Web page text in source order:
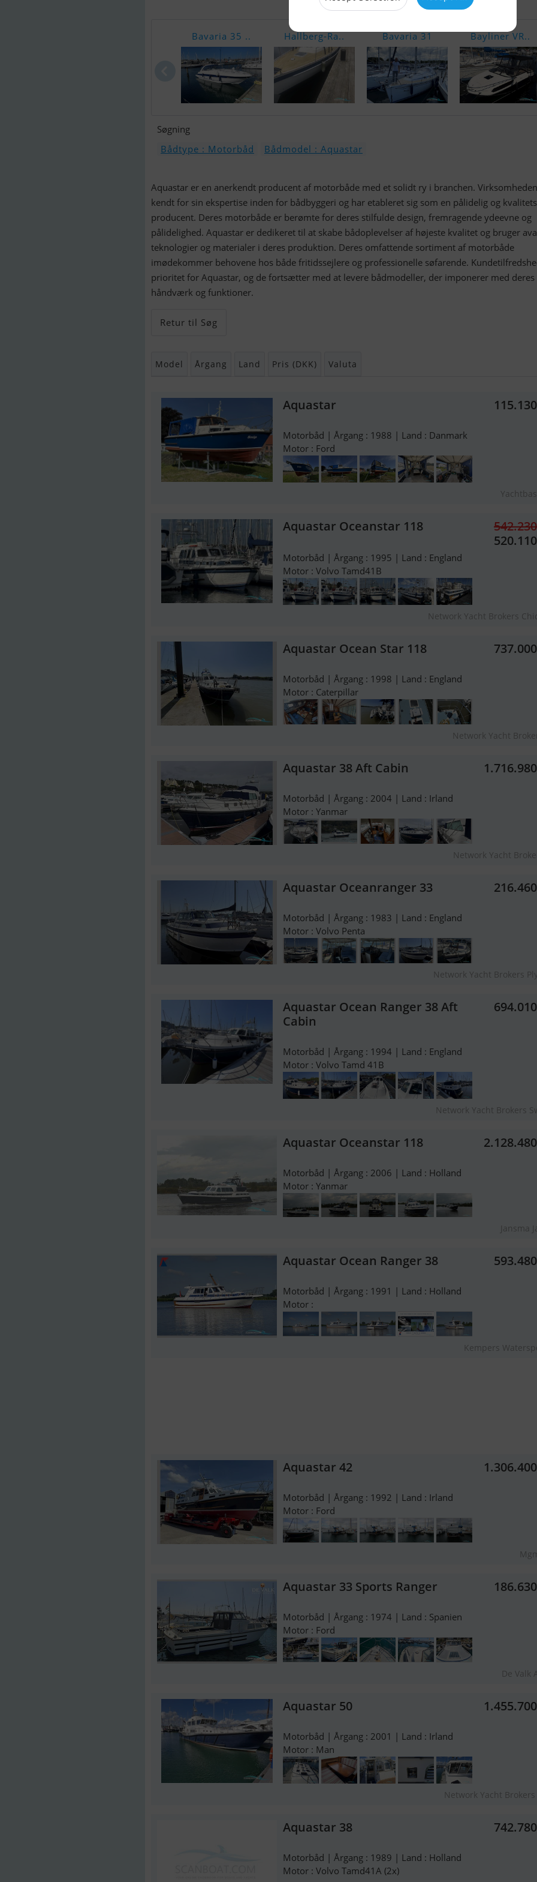
Bavaria 35 .. Hallberg-Ra.. Bavaria 31 Bayliner VR..
Søgning
Bådtype : Motorbåd
Bådmodel : Aquastar
Aquastar er en anerkendt producent af motorbåde med et solidt ry i branchen.
kendt for sin ekspertise inden for bådbyggeri og har etableret sig som en pålidelig og
producent. Deres motorbåde er berømte for deres stilfulde design, fremragende ydeevne og
pålidelighed. Aquastar er dedikeret til at skabe bådoplevelser af højeste kvalitet og bruger
teknologier og materialer i deres produktion. Deres omfattende sortiment af motorbåde
imødekommer behovene hos både fritidssejlere og professionelle søfarende.
prioritet for Aquastar, og de fortsætter med at levere bådmodeller, der imponerer med deres
håndværk og funktioner.
Retur til Søg
Model Årgang Land Pris (DKK) Valuta
Aquastar
Motorbåd | Årgang : 1988 | Land : Danmark
Motor : Ford
Aquastar Oceanstar 118
Motorbåd | Årgang : 1995 | Land : England
Motor : Volvo Tamd41B
Network Yacht Brokers
Aquastar Ocean Star 118
Motorbåd | Årgang : 1998 | Land : England
Motor : Caterpillar
Network Yacht
Aquastar 38 Aft Cabin
Motorbåd | Årgang : 2004 | Land : Irland
Motor : Yanmar
Network Yacht
Aquastar Oceanranger 33
Motorbåd | Årgang : 1983 | Land : England
Motor : Volvo Penta
Network Yacht Brokers
Aquastar Ocean Ranger 38 Aft
Cabin
Motorbåd | Årgang : 1994 | Land : England
Motor : Volvo Tamd 41B
Network Yacht Brokers
Aquastar Oceanstar 118
Motorbåd | Årgang : 2006 | Land : Holland
Motor : Yanmar
Jansma
Aquastar Ocean Ranger 38
Motorbåd | Årgang : 1991 | Land : Holland
Motor :
Kempers
Aquastar 42
Motorbåd | Årgang : 1992 | Land : Irland
Motor : Ford
Aquastar 33 Sports Ranger
Motorbåd | Årgang : 1974 | Land : Spanien
Motor : Ford
De Valk
Aquastar 50
Motorbåd | Årgang : 2001 | Land : Irland
Motor : Man
Network Yacht
Aquastar 38
Motorbåd | Årgang : 1989 | Land : Holland
Motor : Volvo Tamd41A (2x)